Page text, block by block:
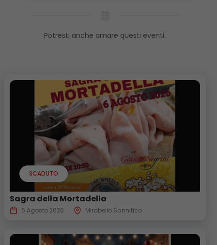
Potresti anche amare questi eventi.
SCADUTO
Sagra della Mortadella
6 Agosto 2026 Mirabello Sannitico